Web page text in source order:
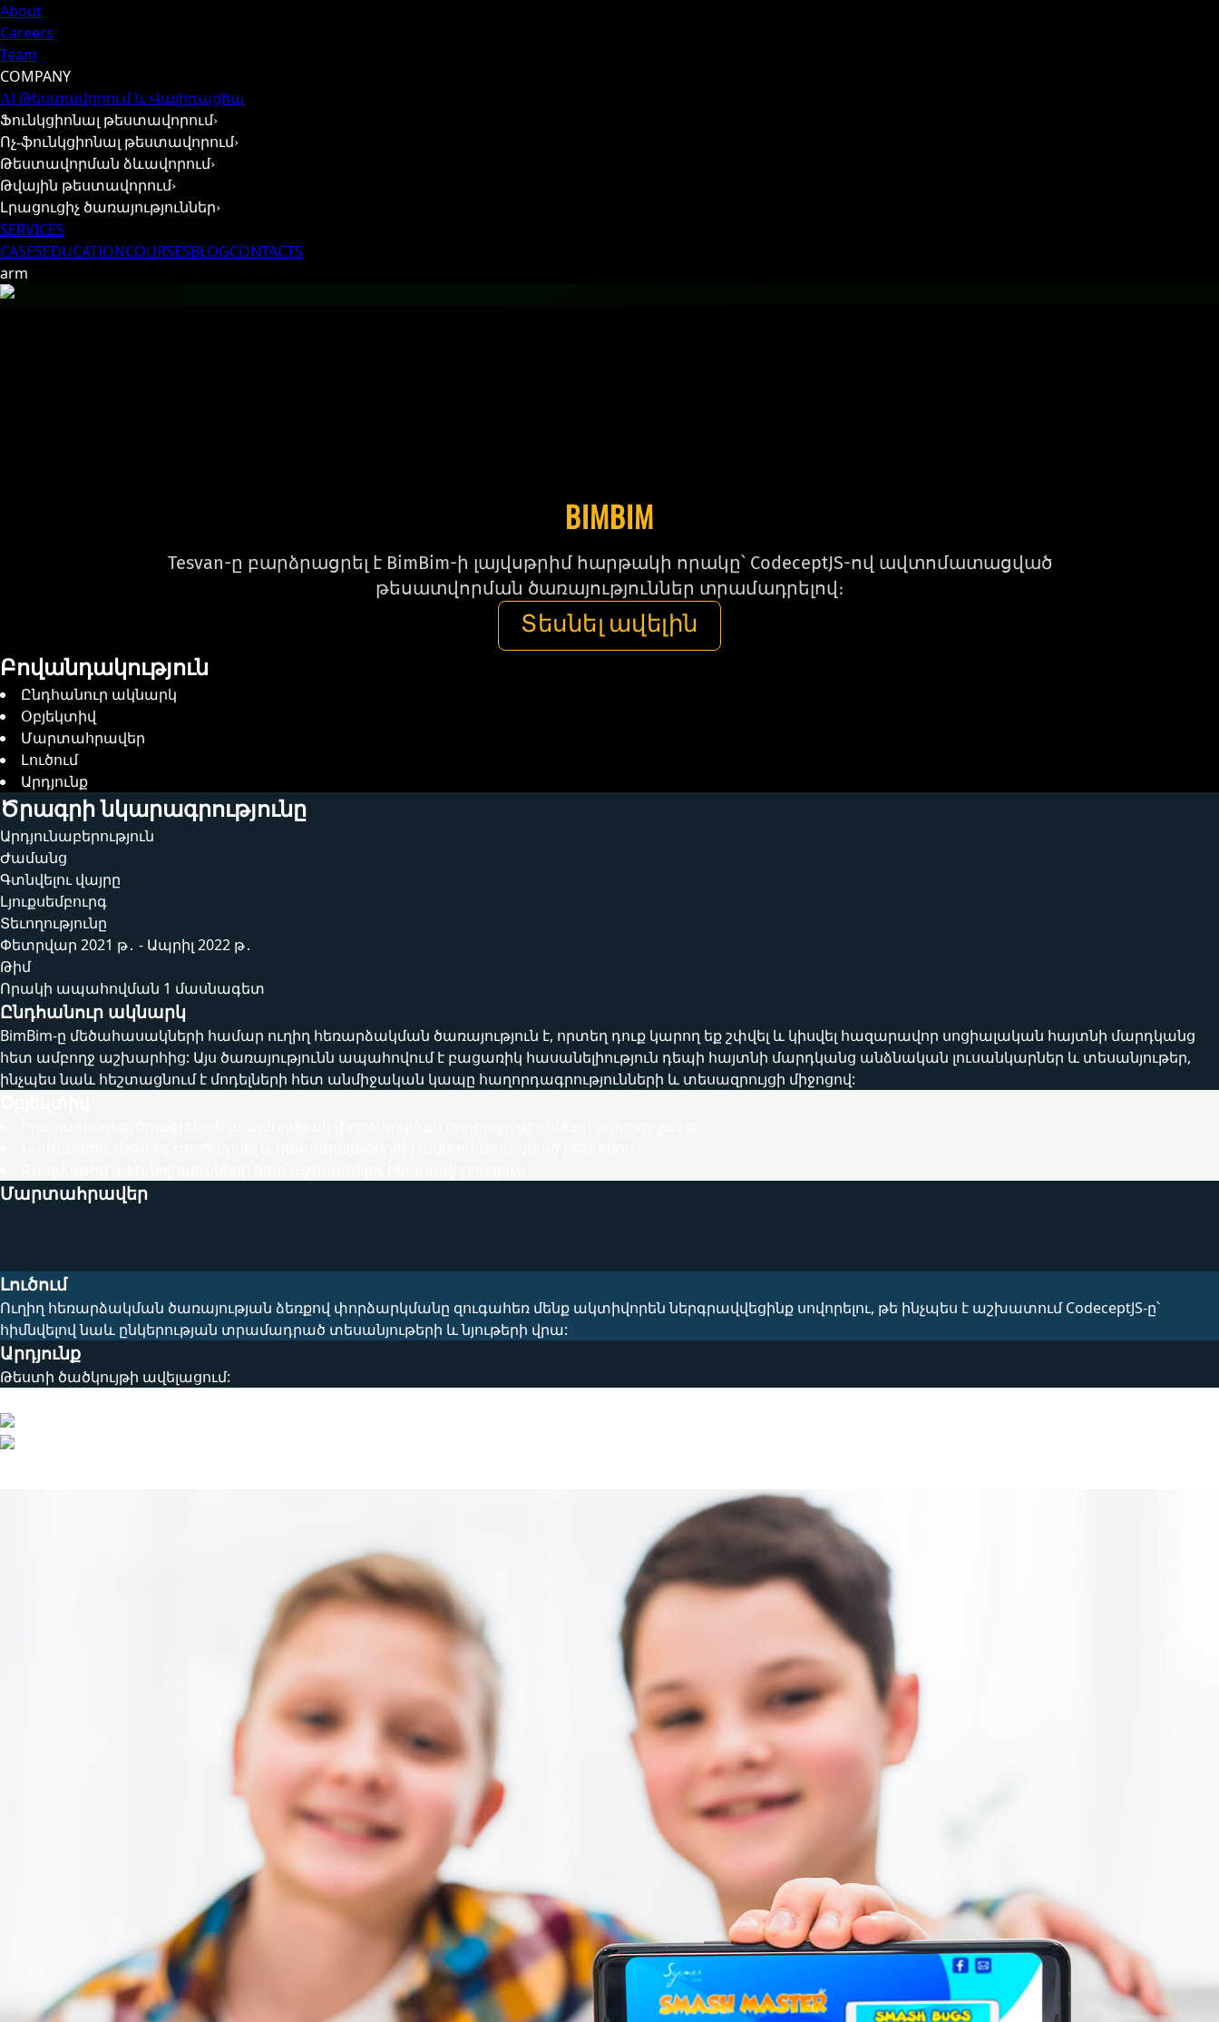
About
Careers
Team
COMPANY
AI Թեստավորում և Վալիդացիա
Ֆունկցիոնալ թեստավորում›
Ոչ-ֆունկցիոնալ թեստավորում›
Թեստավորման ձևավորում›
Թվային թեստավորում›
Լրացուցիչ ծառայություններ›
SERVICES
CASESEDUCATIONCOURSESBLOGCONTACTS
arm
BIMBIM
Tesvan-ը բարձրացրել է BimBim-ի լայվսթրիմ հարթակի որակը՝ CodeceptJS-ով ավտոմատացված
թեսատվորման ծառայություններ տրամադրելով։
Տեսնել ավելին
Բովանդակություն
Ընդհանուր ակնարկ
Օբյեկտիվ
Մարտահրավեր
Լուծում
Արդյունք
Ծրագրի նկարագրությունը
Արդյունաբերություն
Ժամանց
Գտնվելու վայրը
Լյուքսեմբուրգ
Տեւողությունը
Փետրվար 2021 թ․ - Ապրիլ 2022 թ․
Թիմ
Որակի ապահովման 1 մասնագետ
Ընդհանուր ակնարկ
BimBim-ը մեծահասակների համար ուղիղ հեռարձակման ծառայություն է, որտեղ դուք կարող եք շփվել և կիսվել հազարավոր սոցիալական հայտնի մարդկանց
հետ ամբողջ աշխարհից: Այս ծառայությունն ապահովում է բացառիկ հասանելիություն դեպի հայտնի մարդկանց անձնական լուսանկարներ և տեսանյութեր,
ինչպես նաև հեշտացնում է մոդելների հետ անմիջական կապը հաղորդագրությունների և տեսազրույցի միջոցով:
Մարտահրավեր
Լուծում
Ուղիղ հեռարձակման ծառայության ձեռքով փորձարկմանը զուգահեռ մենք ակտիվորեն ներգրավվեցինք սովորելու, թե ինչպես է աշխատում CodeceptJS-ը՝
հիմնվելով նաև ընկերության տրամադրած տեսանյութերի և նյութերի վրա:
Արդյունք
Թեստի ծածկույթի ավելացում: